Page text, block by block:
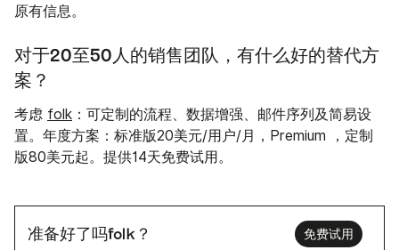
原有信息。
对于20至50人的销售团队，有什么好的替代方
案？
考虑 folk ：可定制的流程、数据增强、邮件序列及简易设
置。年度方案：标准版20美元/用户/月，Premium ，定制
版80美元起。提供14天免费试用。
准备好了吗folk？ 免费试用